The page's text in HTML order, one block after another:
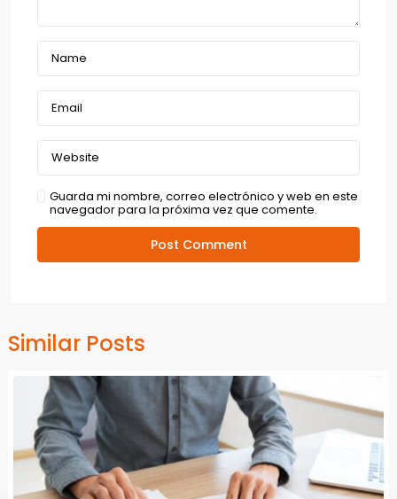
Guarda mi nombre, correo electrónico y web en este
navegador para la próxima vez que comente.
Similar Posts